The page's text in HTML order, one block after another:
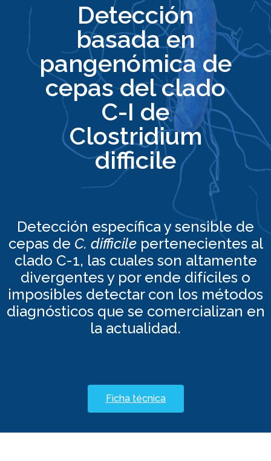
Detección
basada en
pangenómica de
cepas del clado
C-I de
Clostridium
difficile
Detección específica y sensible de
cepas de C. difficilepertenecientes al
clado C-1, las cuales son altamente
divergentes y por ende difíciles o
imposibles detectar con los métodos
diagnósticos que se comercializan en
la actualidad.
Ficha técnica